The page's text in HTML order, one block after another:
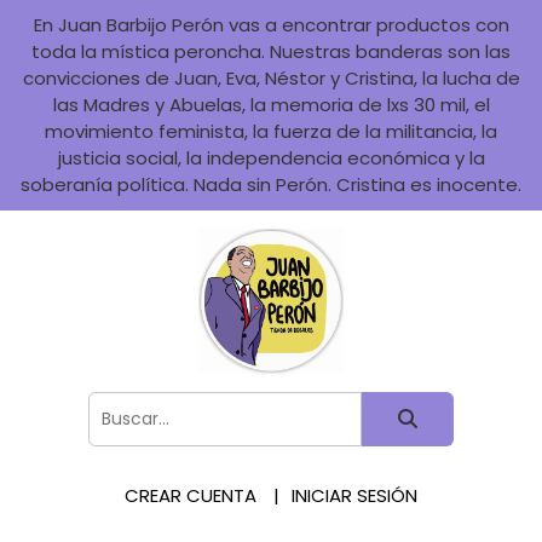
En Juan Barbijo Perón vas a encontrar productos con
toda la mística peroncha. Nuestras banderas son las
convicciones de Juan, Eva, Néstor y Cristina, la lucha de
las Madres y Abuelas, la memoria de lxs 30 mil, el
movimiento feminista, la fuerza de la militancia, la
justicia social, la independencia económica y la
soberanía política. Nada sin Perón. Cristina es inocente.
CREAR CUENTA INICIAR SESIÓN